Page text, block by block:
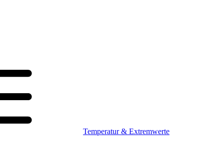
Temperatur & Extremwerte